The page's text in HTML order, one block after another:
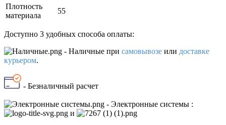
Плотность
материала
55
Доступно 3 удобных способа оплаты:
- Наличные при самовывозе или доставке
курьером.
- Безналичный расчет
- Электронные системы :
и